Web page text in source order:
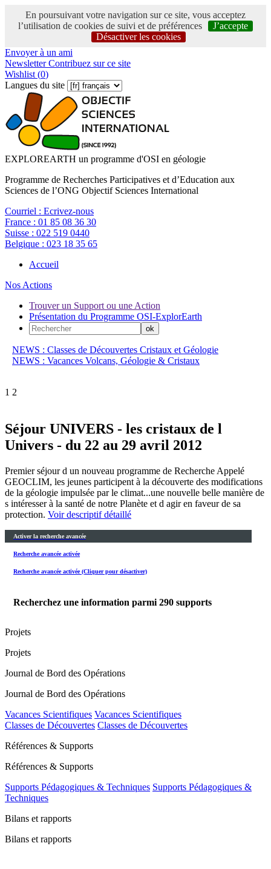
En poursuivant votre navigation sur ce site, vous acceptez
l’utilisation de cookies de suivi et de préférences
J’accepte
Désactiver les cookies
Envoyer à un ami
NewsletterContribuez sur ce site
Wishlist (0)
Langues du site
EXPLOREARTH un programme d'OSI en géologie
Programme de Recherches Participatives et d’Education aux
Sciences de l’ONG Objectif Sciences International
Courriel : Ecrivez-nous
France : 01 85 08 36 30
Suisse : 022 519 0440
Belgique : 023 18 35 65
Accueil
Nos Actions
Trouver un Support ou une Action
Présentation du Programme OSI-ExplorEarth
NEWS : Classes de Découvertes Cristaux et Géologie
NEWS : Vacances Volcans, Géologie & Cristaux
1 2
Séjour UNIVERS - les cristaux de l
Univers - du 22 au 29 avril 2012
Premier séjour d un nouveau programme de Recherche Appelé
GEOCLIM, les jeunes participent à la découverte des modifications
de la géologie impulsée par le climat...une nouvelle belle manière de
s intéresser à la santé de notre Planète et d agir en faveur de sa
protection. Voir descriptif détaillé
Activer la recherche avancée
Recherche avancée activée
Recherche avancée activée (Cliquer pour désactiver)
Recherchez une information parmi 290 supports
Projets
Projets
Journal de Bord des Opérations
Journal de Bord des Opérations
Vacances Scientifiques Vacances Scientifiques
Classes de Découvertes Classes de Découvertes
Références & Supports
Références & Supports
Supports Pédagogiques & Techniques Supports Pédagogiques &
Techniques
Bilans et rapports
Bilans et rapports